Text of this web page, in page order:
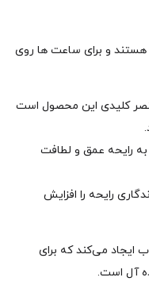
هستند و برای ساعت‌ ها روی
کلیدی این محصول است
رایحه عمق و لطافت
رایحه را افزایش
ایجاد می‌کند که برای
آل است.